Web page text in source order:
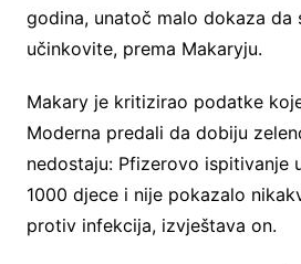
godina, unatoč malo dokaza da
učinkovite, prema Makaryju.
Makary je kritizirao podatke
Moderna predali da dobiju
nedostaju: Pfizerovo ispitivanje
1000 djece i nije pokazalo
protiv infekcija, izvještava on.